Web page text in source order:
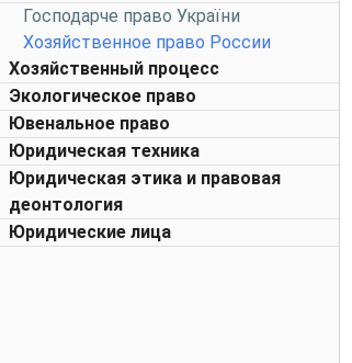
Господарче право України
Хозяйственное право России
Хозяйственный процесс
Экологическое право
Ювенальное право
Юридическая техника
Юридическая этика и правовая
деонтология
Юридические лица